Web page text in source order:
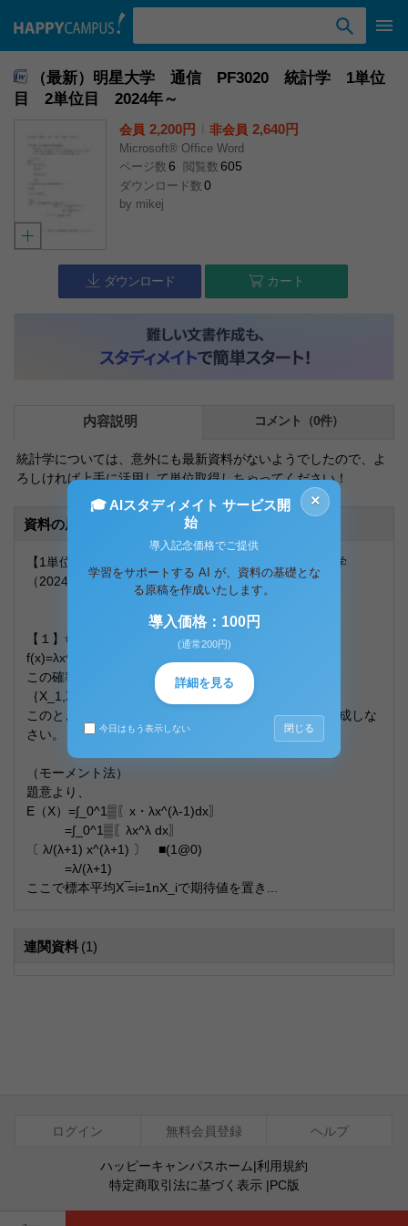
（最新）明星大学 通信 PF3020 統計学 1単位
目 2単位目 2024年～
会員 2,200円 非会員 2,640円
Microsoft® Office Word
ページ数 6 閲覧数 605
ダウンロード数 0
by mikej
ダウンロード カート
内容説明 コメント（0件）
統計学については、意外にも最新資料がないようでしたので、よ
ろしければ上手に活用して単位取得しちゃってください！
資料の原本内容
【1単位目】 学籍番号 氏名 PF3020 統計学
（2024年～）
【１】母数がλである確率分布の確率密度関数が
f(x)=λx^(λ-1) （０＜ｘ＜１）であるとする。
この確率分布に従う母集団から、大きさnの無作為標本
｛X_1,X_2,… ,X_n｝を得た。
このとき、母数λの推定量をモーメント法と最尤法で構成しな
さい。
（モーメント法）
題意より、
E（X）=∫_0^1▒〖x・λx^(λ-1)dx〗
=∫_0^1▒〖λx^λ dx〗
〔 λ/(λ+1) x^(λ+1) 〕 ■(1@0)
=λ/(λ+1)
ここで標本平均X ̅=i=1nX_iで期待値を置き...
連関資料 (1)
ログイン 無料会員登録 ヘルプ
ハッピーキャンパスホーム|利用規約
特定商取引法に基づく表示|PC版
×
🎓 AIスタディメイト サービス開
始
導入記念価格でご提供
学習をサポートする AI が、資料の基礎とな
る原稿を作成いたします。
導入価格：100円
(通常200円)
詳細を見る
今日はもう表示しない 閉じる